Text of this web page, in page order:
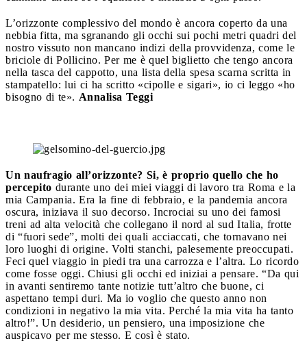
L’orizzonte complessivo del mondo è ancora coperto da una
nebbia fitta, ma sgranando gli occhi sui pochi metri quadri del
nostro vissuto non mancano indizi della provvidenza, come le
briciole di Pollicino. Per me è quel biglietto che tengo ancora
nella tasca del cappotto, una lista della spesa scarna scritta in
stampatello: lui ci ha scritto «cipolle e sigari», io ci leggo «ho
bisogno di te». Annalisa Teggi
Un naufragio all’orizzonte? Si, è proprio quello che ho
percepito durante uno dei miei viaggi di lavoro tra Roma e la
mia Campania. Era la fine di febbraio, e la pandemia ancora
oscura, iniziava il suo decorso. Incrociai su uno dei famosi
treni ad alta velocità che collegano il nord al sud Italia, frotte
di “fuori sede”, molti dei quali acciaccati, che tornavano nei
loro luoghi di origine. Volti stanchi, palesemente preoccupati.
Feci quel viaggio in piedi tra una carrozza e l’altra. Lo ricordo
come fosse oggi. Chiusi gli occhi ed iniziai a pensare. “Da qui
in avanti sentiremo tante notizie tutt’altro che buone, ci
aspettano tempi duri. Ma io voglio che questo anno non
condizioni in negativo la mia vita. Perché la mia vita ha tanto
altro!”. Un desiderio, un pensiero, una imposizione che
auspicavo per me stesso. E così è stato.